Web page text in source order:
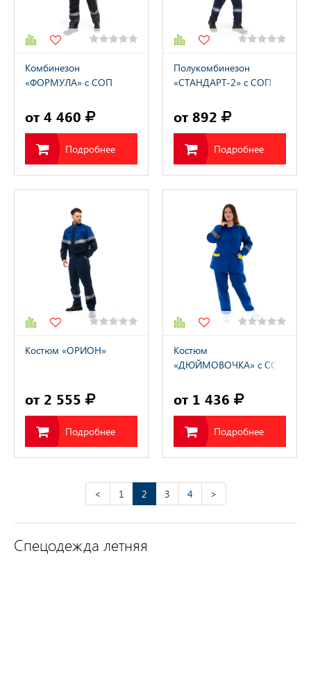
Комбинезон
«ФОРМУЛА» с СОП
от 4 460
Подробнее
Полукомбинезон
«СТАНДАРТ-2» с СОП
от 892
Подробнее
Костюм «ОРИОН»
от 2 555
Подробнее
Костюм
«ДЮЙМОВОЧКА» с СОП
от 1 436
Подробнее
< 1 2 3 4 >
Спецодежда летняя